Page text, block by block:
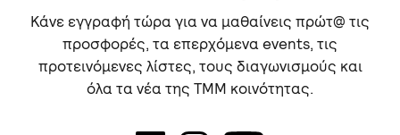
Κάνε εγγραφή τώρα για να μαθαίνεις πρώτ@ τις
προσφορές, τα επερχόμενα events, τις
προτεινόμενες λίστες, τους διαγωνισμούς και
όλα τα νέα της TMM κοινότητας.